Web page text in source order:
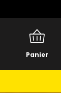
Panier